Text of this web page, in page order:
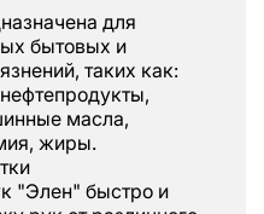
для
бытовых и
таких как:
масла,
жиры.
"Элен" быстро и